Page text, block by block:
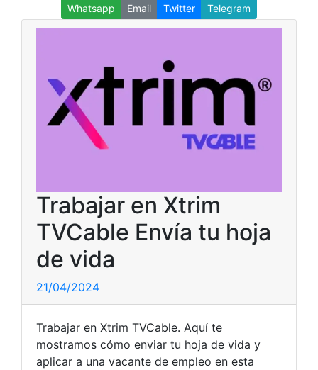
Whatsapp Email Twitter Telegram
Trabajar en Xtrim
TVCable Envía tu hoja
de vida
21/04/2024
Trabajar en Xtrim TVCable. Aquí te
mostramos cómo enviar tu hoja de vida y
aplicar a una vacante de empleo en esta